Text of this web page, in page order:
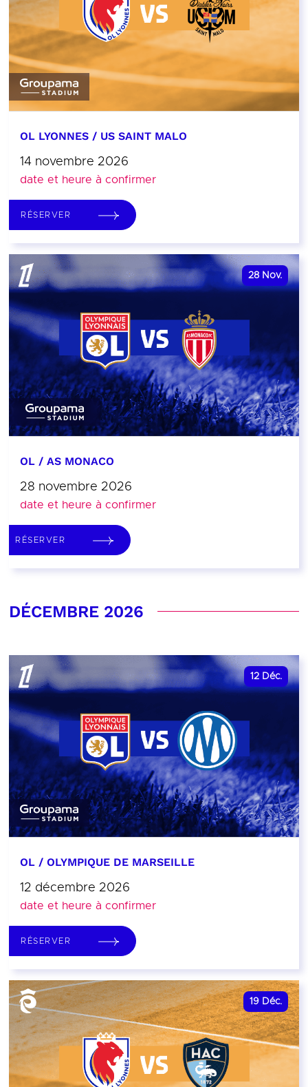
OL LYONNES / US SAINT MALO
14 novembre 2026
date et heure à confirmer
RÉSERVER
28 Nov.
OL / AS MONACO
28 novembre 2026
date et heure à confirmer
RÉSERVER
DÉCEMBRE 2026
12 Déc.
OL / OLYMPIQUE DE MARSEILLE
12 décembre 2026
date et heure à confirmer
RÉSERVER
19 Déc.